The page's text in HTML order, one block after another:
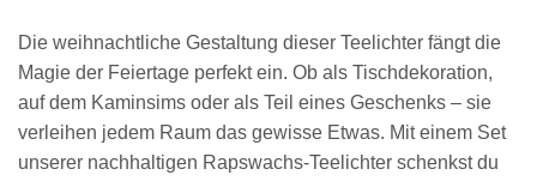
Die weihnachtliche Gestaltung dieser Teelichter fängt die
Magie der Feiertage perfekt ein. Ob als Tischdekoration,
auf dem Kaminsims oder als Teil eines Geschenks – sie
verleihen jedem Raum das gewisse Etwas. Mit einem Set
unserer nachhaltigen Rapswachs-Teelichter schenkst du